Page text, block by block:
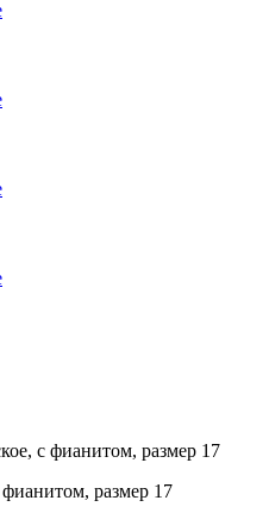
с фианитом, размер 17
размер 17